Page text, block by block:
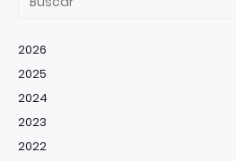
2026
2025
2024
2023
2022